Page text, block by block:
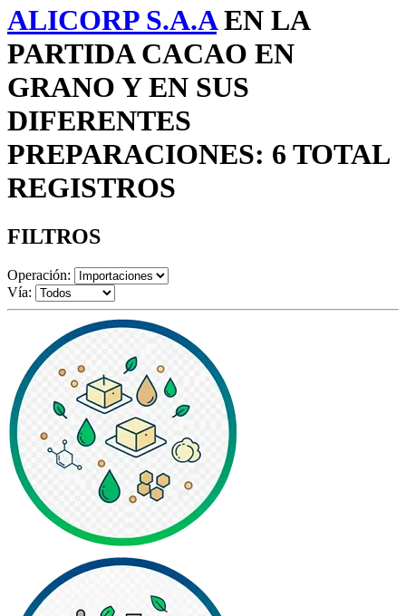
ALICORP S.A.AEN LA
PARTIDA CACAO EN
GRANO Y EN SUS
DIFERENTES
PREPARACIONES: 6 TOTAL
REGISTROS
FILTROS
Operación:
Vía: